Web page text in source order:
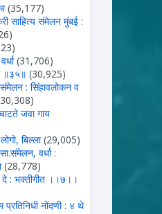
(35,177)
साहित्य संमेलन मुंबई :
(31,706)
॥३५॥ (30,925)
: सिंहावलोकन व
जवा गाय
बिल्ला (29,005)
वर्धा :
(28,778)
दे : भक्तीगीत ।।७।।
नोंदणी : ४ थे